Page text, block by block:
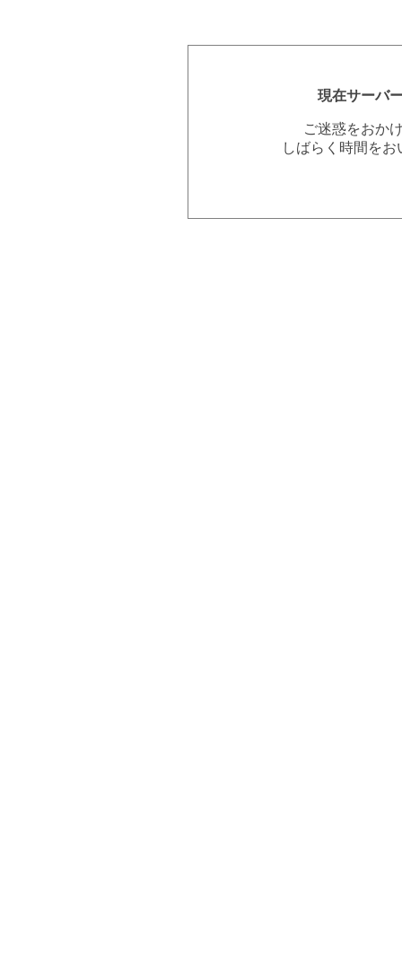
現在サーバ
ご迷惑をおか
しばらく時間を